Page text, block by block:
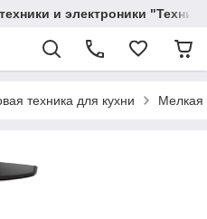
и электроники
техника для кухни Мелкая